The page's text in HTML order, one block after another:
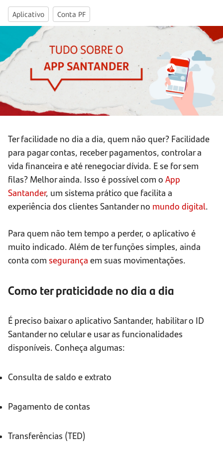
Aplicativo Conta PF
Ter facilidade no dia a dia, quem não quer? Facilidade
para pagar contas, receber pagamentos, controlar a
vida financeira e até renegociar dívida. E se for sem
filas? Melhor ainda. Isso é possível com o App
Santander, um sistema prático que facilita a
experiência dos clientes Santander no mundo digital.
Para quem não tem tempo a perder, o aplicativo é
muito indicado. Além de ter funções simples, ainda
conta com segurança em suas movimentações.
Como ter praticidade no dia a dia
É preciso baixar o aplicativo Santander, habilitar o ID
Santander no celular e usar as funcionalidades
disponíveis. Conheça algumas:
Consulta de saldo e extrato
Pagamento de contas
Transferências (TED)